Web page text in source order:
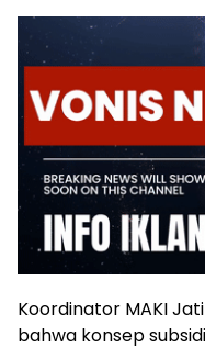
Koordinator MAKI
bahwa konsep